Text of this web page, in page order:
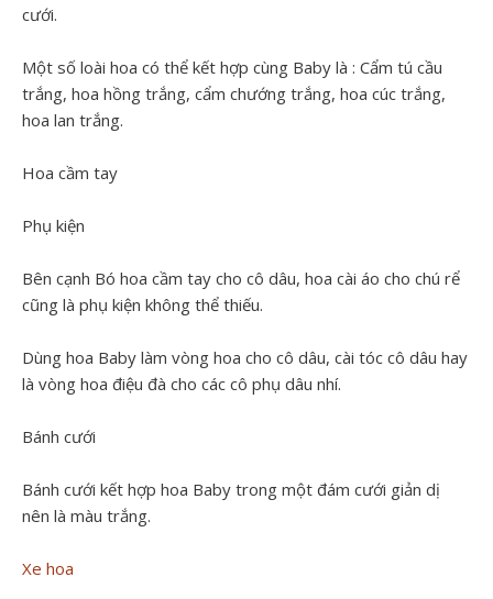
cưới.
Một số loài hoa có thể kết hợp cùng Baby là : Cẩm tú cầu
trắng, hoa hồng trắng, cẩm chướng trắng, hoa cúc trắng,
hoa lan trắng.
Hoa cầm tay
Phụ kiện
Bên cạnh Bó hoa cầm tay cho cô dâu, hoa cài áo cho chú rể
cũng là phụ kiện không thể thiếu.
Dùng hoa Baby làm vòng hoa cho cô dâu, cài tóc cô dâu hay
là vòng hoa điệu đà cho các cô phụ dâu nhí.
Bánh cưới
Bánh cưới kết hợp hoa Baby trong một đám cưới giản dị
nên là màu trắng.
Xe hoa